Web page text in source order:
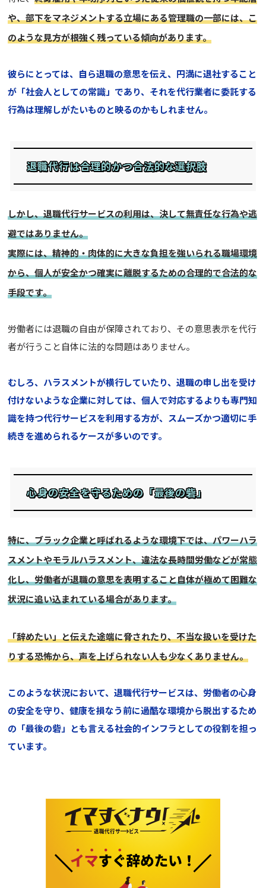
や、部下をマネジメントする立場にある管理職の一部には、こ
のような見方が根強く残っている傾向があります。
彼らにとっては、自ら退職の意思を伝え、円満に退社すること
が「社会人としての常識」であり、それを代行業者に委託する
行為は理解しがたいものと映るのかもしれません。
退職代行は合理的かつ合法的な選択肢
しかし、退職代行サービスの利用は、決して無責任な行為や逃
避ではありません。
実際には、精神的・肉体的に大きな負担を強いられる職場環境
から、個人が安全かつ確実に離脱するための合理的で合法的な
手段です。
労働者には退職の自由が保障されており、その意思表示を代行
者が行うこと自体に法的な問題はありません。
むしろ、ハラスメントが横行していたり、退職の申し出を受け
付けないような企業に対しては、個人で対応するよりも専門知
識を持つ代行サービスを利用する方が、スムーズかつ適切に手
続きを進められるケースが多いのです。
心身の安全を守るための「最後の砦」
特に、ブラック企業と呼ばれるような環境下では、パワーハラ
スメントやモラルハラスメント、違法な長時間労働などが常態
化し、労働者が退職の意思を表明すること自体が極めて困難な
状況に追い込まれている場合があります。
「辞めたい」と伝えた途端に脅されたり、不当な扱いを受けた
りする恐怖から、声を上げられない人も少なくありません。
このような状況において、退職代行サービスは、労働者の心身
の安全を守り、健康を損なう前に過酷な環境から脱出するため
の「最後の砦」とも言える社会的インフラとしての役割を担っ
ています。